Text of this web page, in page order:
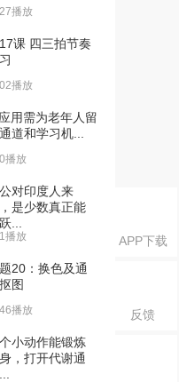
APP下载
反馈
播放
课 四三拍节奏
播放
用需为老年人留
道和学习机...
播放
对印度人来
是少数真正能
...
播放
20：换色及通
图
播放
小动作能锻炼
，打开代谢通